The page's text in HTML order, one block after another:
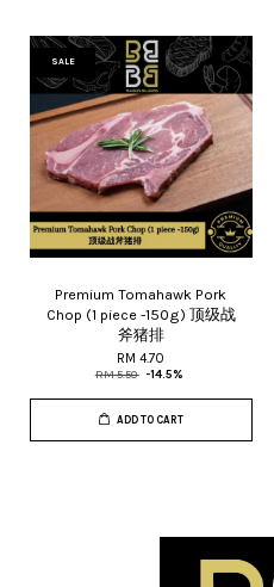
SALE
Premium Tomahawk Pork
Chop (1 piece -150g) 顶级战
斧猪排
RM 4.70
RM 5.50 -14.5%
ADD TO CART